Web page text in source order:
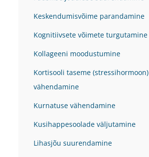
Keskendumisvõime parandamine
Kognitiivsete võimete turgutamine
Kollageeni moodustumine
Kortisooli taseme (stressihormoon)
vähendamine
Kurnatuse vähendamine
Kusihappesoolade väljutamine
Lihasjõu suurendamine